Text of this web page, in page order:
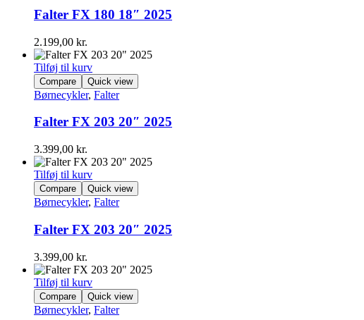
Falter FX 180 18″ 2025
2.199,00 kr.
Tilføj til kurv
Compare Quick view
Børnecykler, Falter
Falter FX 203 20″ 2025
3.399,00 kr.
Tilføj til kurv
Compare Quick view
Børnecykler, Falter
Falter FX 203 20″ 2025
3.399,00 kr.
Tilføj til kurv
Compare Quick view
Børnecykler, Falter